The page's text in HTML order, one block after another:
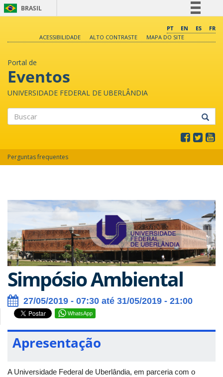
BRASIL
Comunica BR
PT EN ES
FR
ACESSIBILIDADE
ALTO CONTRASTE MAPA DO SITE
Portal de
Eventos
UNIVERSIDADE FEDERAL DE UBERLÂNDIA
Perguntas frequentes
Simpósio Ambiental
27/05/2019 - 07:30 até 31/05/2019 - 21:00
WhatsApp
Apresentação
A Universidade Federal de Uberlândia, em parceria com o